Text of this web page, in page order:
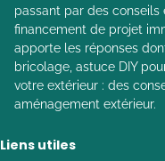
passant par des
financement de projet
apporte les réponses
bricolage, astuce DIY
votre extérieur : des
aménagement extérieur.
Liens utiles